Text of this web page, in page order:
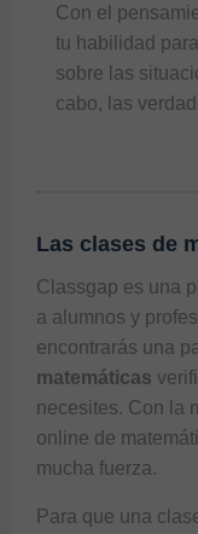
Con el
tu habilidad
sobre las
cabo, las
Las clases de
Classgap es una
a alumnos y
encontrarás una
matemáticas
necesites. Con la
online de
mucha fuerza.
Para que una